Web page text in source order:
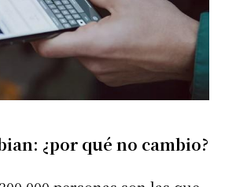
¿por qué no cambio?